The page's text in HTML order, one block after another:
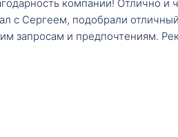
компании! Отлично и
с Сергеем, подобрали отличный
запросам и предпочтениям.